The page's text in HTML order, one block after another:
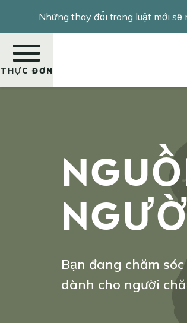
nội
dung
Những thay đổi trong luật mới sẽ
THỰC ĐƠN
Bạn đang chăm
dành cho người